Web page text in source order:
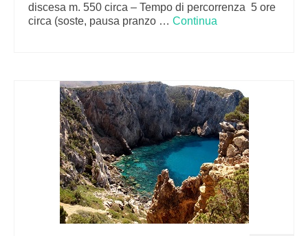
discesa m. 550 circa – Tempo di percorrenza 5 ore
circa (soste, pausa pranzo … Continua